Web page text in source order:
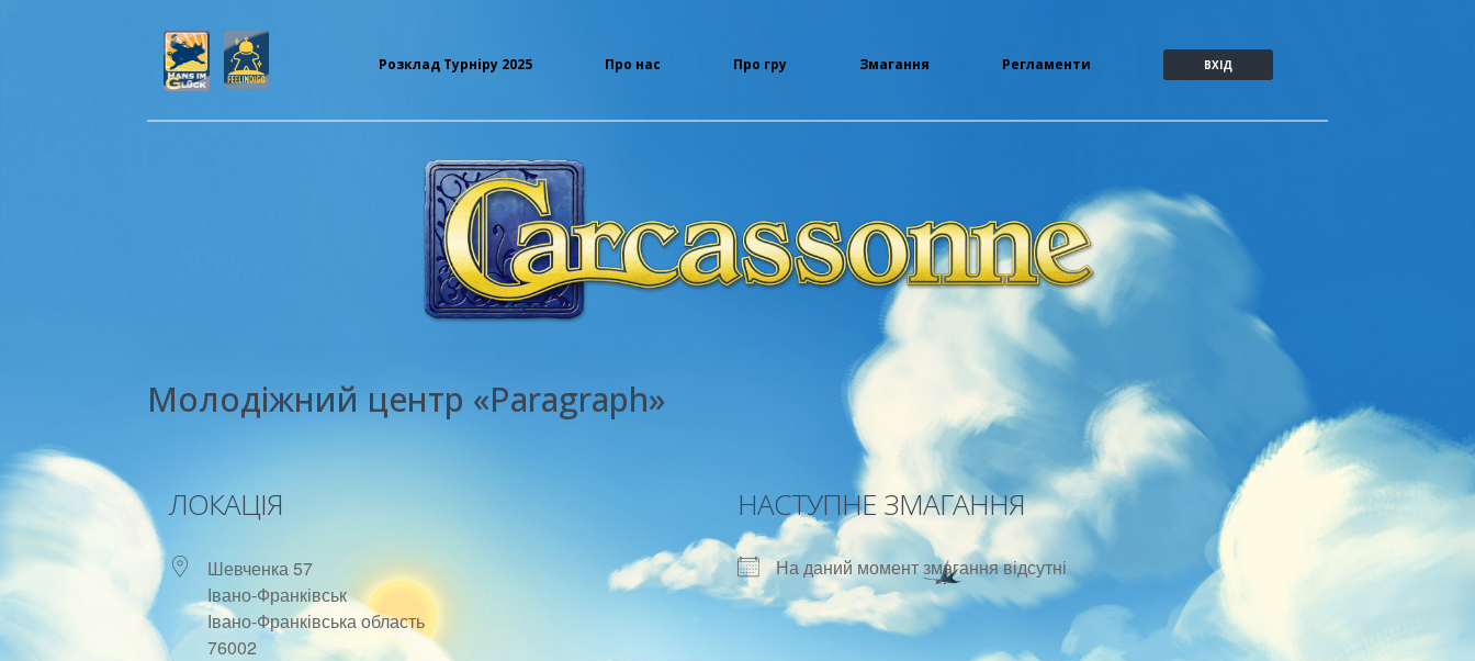
Розклад Турніру 2025 Про нас Про гру Змагання Регламенти ВХІД
Молодіжний центр «Paragraph»
ЛОКАЦІЯ
Шевченка 57
Івано-Франківськ
Івано-Франківська область
76002
НАСТУПНЕ ЗМАГАННЯ
На даний момент змагання відсутні